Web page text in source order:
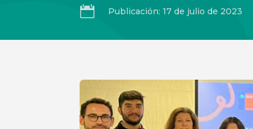
 Publicación: 17 de julio de 2023